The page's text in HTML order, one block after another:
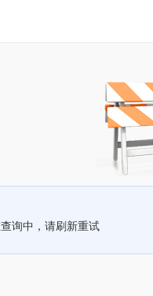
询中，请刷新重试